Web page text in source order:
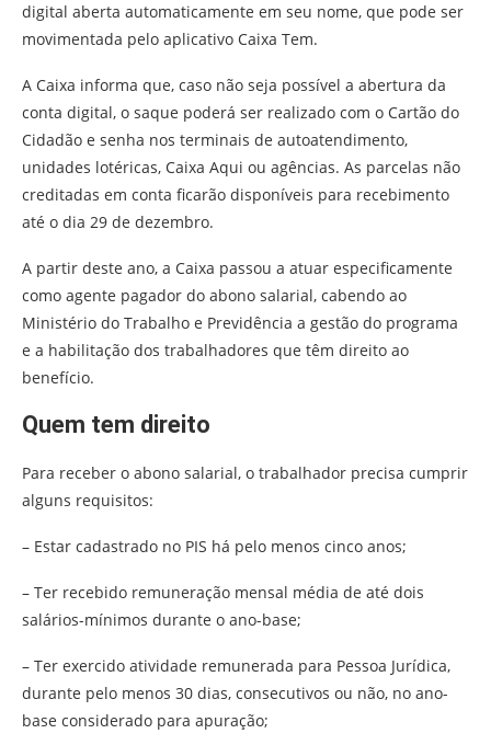
digital aberta automaticamente em seu nome, que pode ser
movimentada pelo aplicativo Caixa Tem.
A Caixa informa que, caso não seja possível a abertura da
conta digital, o saque poderá ser realizado com o Cartão do
Cidadão e senha nos terminais de autoatendimento,
unidades lotéricas, Caixa Aqui ou agências. As parcelas não
creditadas em conta ficarão disponíveis para recebimento
até o dia 29 de dezembro.
A partir deste ano, a Caixa passou a atuar especificamente
como agente pagador do abono salarial, cabendo ao
Ministério do Trabalho e Previdência a gestão do programa
e a habilitação dos trabalhadores que têm direito ao
benefício.
Quem tem direito
Para receber o abono salarial, o trabalhador precisa cumprir
alguns requisitos:
– Estar cadastrado no PIS há pelo menos cinco anos;
– Ter recebido remuneração mensal média de até dois
salários-mínimos durante o ano-base;
– Ter exercido atividade remunerada para Pessoa Jurídica,
durante pelo menos 30 dias, consecutivos ou não, no ano-
base considerado para apuração;